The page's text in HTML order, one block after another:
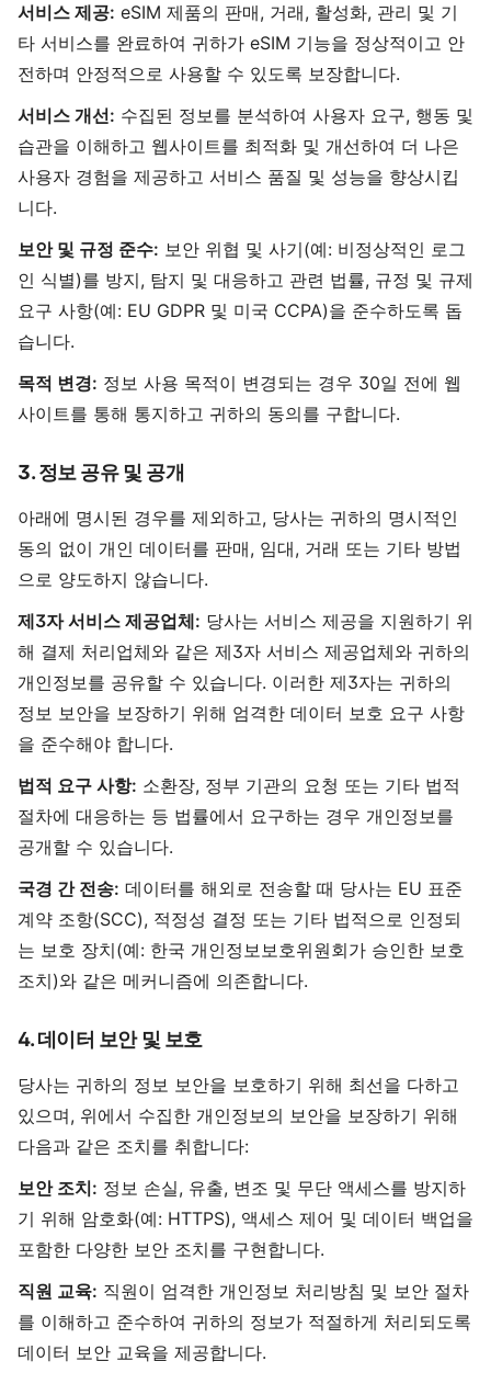
서비스 제공: eSIM 제품의 판매, 거래, 활성화, 관리 및 기
타 서비스를 완료하여 귀하가 eSIM 기능을 정상적이고 안
전하며 안정적으로 사용할 수 있도록 보장합니다.
서비스 개선: 수집된 정보를 분석하여 사용자 요구, 행동 및
습관을 이해하고 웹사이트를 최적화 및 개선하여 더 나은
사용자 경험을 제공하고 서비스 품질 및 성능을 향상시킵
니다.
보안 및 규정 준수: 보안 위협 및 사기(예: 비정상적인 로그
인 식별)를 방지, 탐지 및 대응하고 관련 법률, 규정 및 규제
요구 사항(예: EU GDPR 및 미국 CCPA)을 준수하도록 돕
습니다.
목적 변경: 정보 사용 목적이 변경되는 경우 30일 전에 웹
사이트를 통해 통지하고 귀하의 동의를 구합니다.
3. 정보 공유 및 공개
아래에 명시된 경우를 제외하고, 당사는 귀하의 명시적인
동의 없이 개인 데이터를 판매, 임대, 거래 또는 기타 방법
으로 양도하지 않습니다.
제3자 서비스 제공업체: 당사는 서비스 제공을 지원하기 위
해 결제 처리업체와 같은 제3자 서비스 제공업체와 귀하의
개인정보를 공유할 수 있습니다. 이러한 제3자는 귀하의
정보 보안을 보장하기 위해 엄격한 데이터 보호 요구 사항
을 준수해야 합니다.
법적 요구 사항: 소환장, 정부 기관의 요청 또는 기타 법적
절차에 대응하는 등 법률에서 요구하는 경우 개인정보를
공개할 수 있습니다.
국경 간 전송: 데이터를 해외로 전송할 때 당사는 EU 표준
계약 조항(SCC), 적정성 결정 또는 기타 법적으로 인정되
는 보호 장치(예: 한국 개인정보보호위원회가 승인한 보호
조치)와 같은 메커니즘에 의존합니다.
4. 데이터 보안 및 보호
당사는 귀하의 정보 보안을 보호하기 위해 최선을 다하고
있으며, 위에서 수집한 개인정보의 보안을 보장하기 위해
다음과 같은 조치를 취합니다:
보안 조치: 정보 손실, 유출, 변조 및 무단 액세스를 방지하
기 위해 암호화(예: HTTPS), 액세스 제어 및 데이터 백업을
포함한 다양한 보안 조치를 구현합니다.
직원 교육: 직원이 엄격한 개인정보 처리방침 및 보안 절차
를 이해하고 준수하여 귀하의 정보가 적절하게 처리되도록
데이터 보안 교육을 제공합니다.